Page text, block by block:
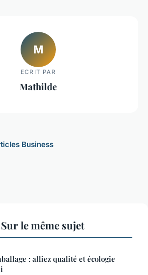
M
ECRIT PAR
Mathilde
Business
le même sujet
: alliez qualité et écologie